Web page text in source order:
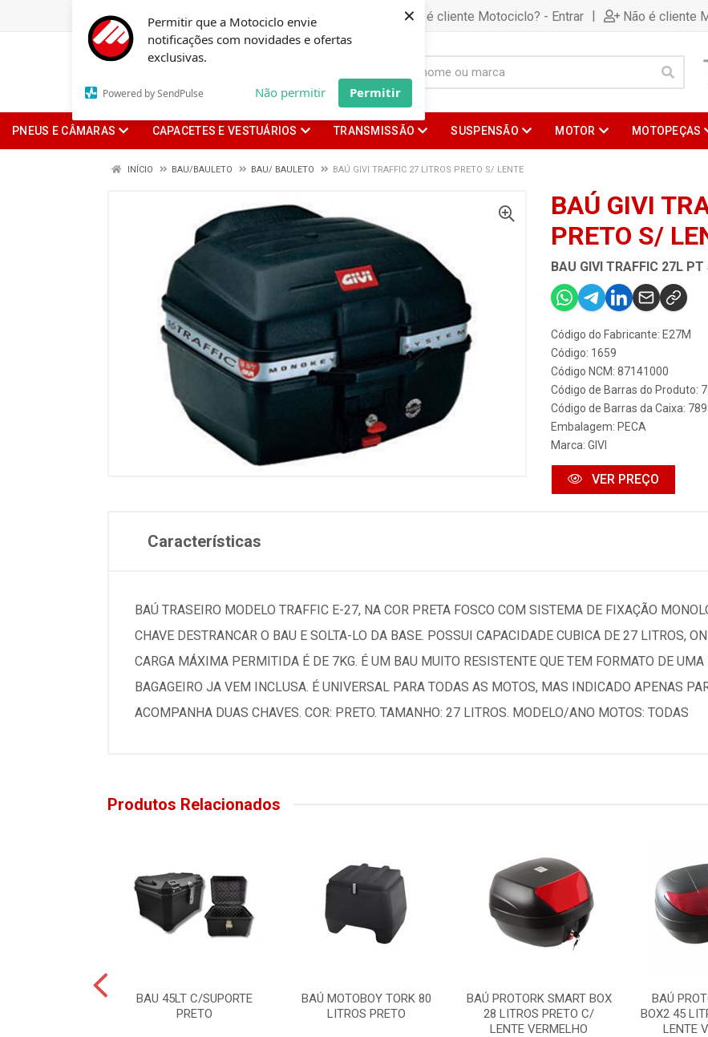
Permitir que a Motociclo envie
notificações com novidades e ofertas
exclusivas.
Powered by SendPulse Não permitir Permitir
×Já é cliente Motociclo? - Entrar | Não é cliente
PNEUS E CÂMARAS CAPACETES E VESTUÁRIOS TRANSMISSÃO SUSPENSÃO MOTOR MOTOPEÇAS
INÍCIO BAU/BAULETO BAU/ BAULETO BAÚ GIVI TRAFFIC 27 LITROS PRETO S/ LENTE
BAÚ GIVI
PRETO S/
BAU GIVI TRAFFIC 27L PT
Código do Fabricante: E27M
Código: 1659
Código NCM: 87141000
Código de Barras do Produto:
Código de Barras da Caixa:
Embalagem: PECA
Marca: GIVI
VER PREÇO
Características
BAÚ TRASEIRO MODELO TRAFFIC E-27, NA COR PRETA FOSCO COM SISTEMA DE FIXAÇÃO
CHAVE DESTRANCAR O BAU E SOLTA-LO DA BASE. POSSUI CAPACIDADE CUBICA DE 27 LITROS,
CARGA MÁXIMA PERMITIDA É DE 7KG. É UM BAU MUITO RESISTENTE QUE TEM FORMATO DE
BAGAGEIRO JA VEM INCLUSA. É UNIVERSAL PARA TODAS AS MOTOS, MAS INDICADO APENAS
ACOMPANHA DUAS CHAVES. COR: PRETO. TAMANHO: 27 LITROS. MODELO/ANO MOTOS: TODAS
Produtos Relacionados
BAU 45LT C/SUPORTE
PRETO
BAÚ MOTOBOY TORK 80
LITROS PRETO
BAÚ PROTORK SMART BOX
28 LITROS PRETO C/
LENTE VERMELHO
BAÚ
BOX2 45
LENTE